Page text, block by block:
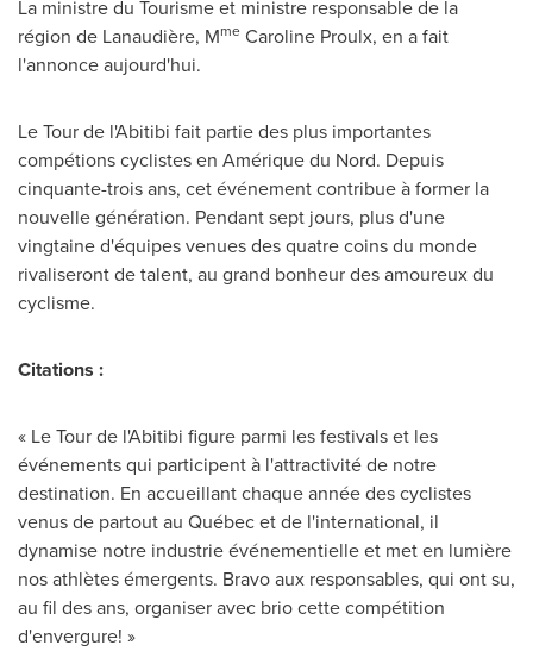
La ministre du Tourisme et ministre responsable de la
région de Lanaudière, Mme Caroline Proulx, en a fait
l'annonce aujourd'hui.
Le Tour de l'Abitibi fait partie des plus importantes
compétions cyclistes en Amérique du Nord. Depuis
cinquante-trois ans, cet événement contribue à former la
nouvelle génération. Pendant sept jours, plus d'une
vingtaine d'équipes venues des quatre coins du monde
rivaliseront de talent, au grand bonheur des amoureux du
cyclisme.
Citations :
« Le Tour de l'Abitibi figure parmi les festivals et les
événements qui participent à l'attractivité de notre
destination. En accueillant chaque année des cyclistes
venus de partout au Québec et de l'international, il
dynamise notre industrie événementielle et met en lumière
nos athlètes émergents. Bravo aux responsables, qui ont su,
au fil des ans, organiser avec brio cette compétition
d'envergure! »